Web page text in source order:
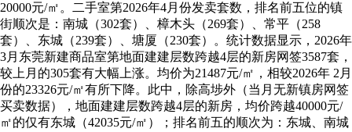
20000元/㎡。二手室第2026年4月份发卖套数，排名前五位的镇
街顺次是：南城（302套）、樟木头（269套）、常平（258
套）、东城（239套）、塘厦（230套）。统计数据显示，2026年
3月东莞新建商品室第地面建建层数跨越4层的新房网签3587套，
较上月的305套有大幅上涨。均价为21487元/㎡，相较2026年 2月
份的23326元/㎡有所下降。此中，除高埗外（当月无新镇房网签
买卖数据），地面建建层数跨越4层的新房，均价跨越40000元/
㎡的仅有东城（42035元/㎡）；排名前五的顺次为：东城、南城